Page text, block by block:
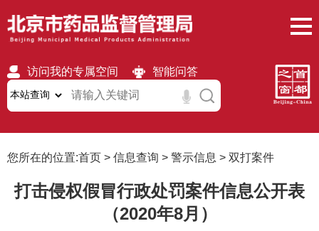
访问我的专属空间 智能问答
无障碍 繁體 移动版
您所在的位置:首页 > 信息查询 > 警示信息 > 双打案件
打击侵权假冒行政处罚案件信息公开表
（2020年8月）